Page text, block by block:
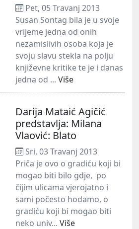
Pet, 05 Travanj 2013
Susan Sontag bila je u svoje
vrijeme jedna od onih
nezamislivih osoba koja je
svoju slavu stekla na polju
književne kritike te je i danas
jedna od ... Više
Darija Mataić Agičić
predstavlja: Milana
Vlaović: Blato
Sri, 03 Travanj 2013
Priča je ovo o gradiću koji bi
mogao biti bilo gdje, po
čijim ulicama vjerojatno i
sami počesto hodamo, o
gradiću koji bi mogao biti
neko univ... Više